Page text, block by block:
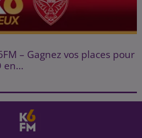
– Gagnez vos places pour
en...